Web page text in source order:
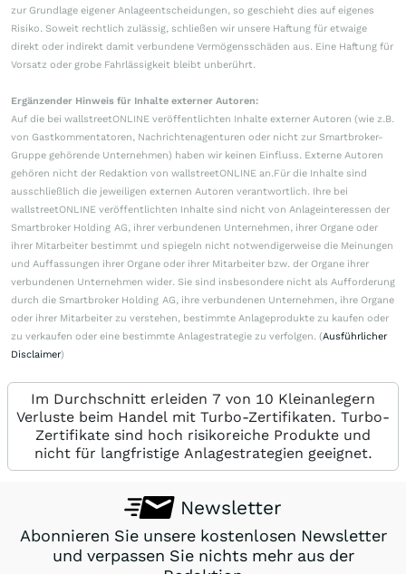
zur Grundlage eigener Anlageentscheidungen, so geschieht dies auf eigenes
Risiko. Soweit rechtlich zulässig, schließen wir unsere Haftung für etwaige
direkt oder indirekt damit verbundene Vermögensschäden aus. Eine Haftung für
Vorsatz oder grobe Fahrlässigkeit bleibt unberührt.
Ergänzender Hinweis für Inhalte externer Autoren:
Auf die bei wallstreetONLINE veröffentlichten Inhalte externer Autoren (wie z.B.
von Gastkommentatoren, Nachrichtenagenturen oder nicht zur Smartbroker-
Gruppe gehörende Unternehmen) haben wir keinen Einfluss. Externe Autoren
gehören nicht der Redaktion von wallstreetONLINE an.Für die Inhalte sind
ausschließlich die jeweiligen externen Autoren verantwortlich. Ihre bei
wallstreetONLINE veröffentlichten Inhalte sind nicht von Anlageinteressen der
Smartbroker Holding AG, ihrer verbundenen Unternehmen, ihrer Organe oder
ihrer Mitarbeiter bestimmt und spiegeln nicht notwendigerweise die Meinungen
und Auffassungen ihrer Organe oder ihrer Mitarbeiter bzw. der Organe ihrer
verbundenen Unternehmen wider. Sie sind insbesondere nicht als Aufforderung
durch die Smartbroker Holding AG, ihre verbundenen Unternehmen, ihre Organe
oder ihrer Mitarbeiter zu verstehen, bestimmte Anlageprodukte zu kaufen oder
zu verkaufen oder eine bestimmte Anlagestrategie zu verfolgen. (Ausführlicher
Disclaimer)
Im Durchschnitt erleiden 7 von 10 Kleinanlegern
Verluste beim Handel mit Turbo-Zertifikaten. Turbo-
Zertifikate sind hoch risikoreiche Produkte und
nicht für langfristige Anlagestrategien geeignet.
Newsletter
Abonnieren Sie unsere kostenlosen Newsletter
und verpassen Sie nichts mehr aus der